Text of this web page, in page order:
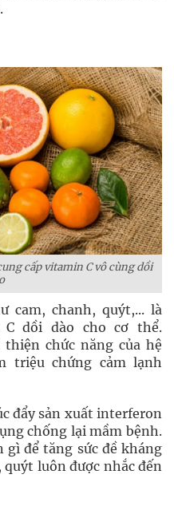
cấp vitamin C vô cùng dồi
cam, chanh, quýt,... là
C dồi dào cho cơ thể.
chức năng của hệ
triệu chứng cảm lạnh
đẩy sản xuất interferon
chống lại mầm bệnh.
để tăng sức đề kháng
luôn được nhắc đến